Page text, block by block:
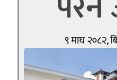
९ माघ २०८२,